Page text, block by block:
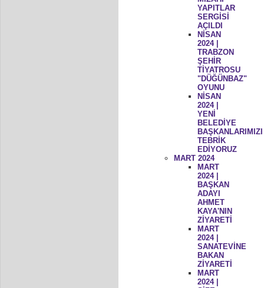
YAPITLAR
SERGİSİ
AÇILDI
NİSAN
2024 |
TRABZON
ŞEHİR
TİYATROSU
"DÜĞÜNBAZ"
OYUNU
NİSAN
2024 |
YENİ
BELEDİYE
BAŞKANLARIMIZI
TEBRİK
EDİYORUZ
MART 2024
MART
2024 |
BAŞKAN
ADAYI
AHMET
KAYA'NIN
ZİYARETİ
MART
2024 |
SANATEVİNE
BAKAN
ZİYARETİ
MART
2024 |